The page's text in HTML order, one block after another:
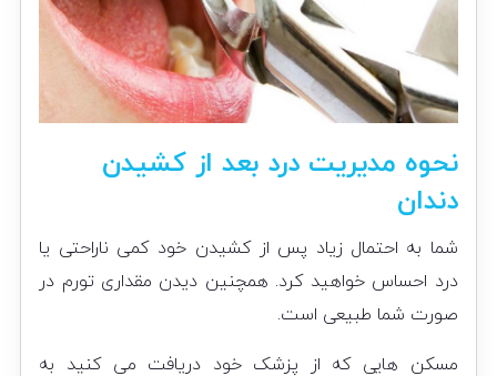
نحوه مدیریت درد بعد از کشیدن
دندان
شما به احتمال زیاد پس از کشیدن خود کمی ناراحتی یا
درد احساس خواهید کرد. همچنین دیدن مقداری تورم در
صورت شما طبیعی است.
مسکن هایی که از پزشک خود دریافت می کنید به